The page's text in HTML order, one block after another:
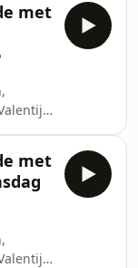
de
for
met
met